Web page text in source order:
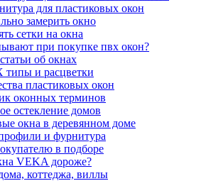
для пластиковых окон
замерить окно
сетки на окна
при покупке пвх окон?
об окнах
и расцветки
пластиковых окон
оконных терминов
остекление домов
окна в деревянном доме
и фурнитура
в подборе
VEKA дороже?
коттеджа, виллы